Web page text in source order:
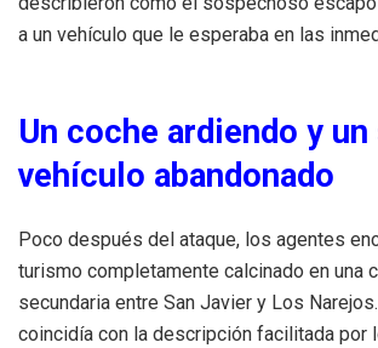
a un vehículo que le esperaba en las
Un coche ardiendo y
vehículo abandonado
Poco después del ataque, los agentes
turismo completamente calcinado en una
secundaria entre San Javier y Los
coincidía con la descripción facilitada por